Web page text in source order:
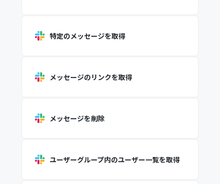
特定のメッセージを取得
メッセージのリンクを取得
メッセージを削除
ユーザーグループ内のユーザー一覧を取得